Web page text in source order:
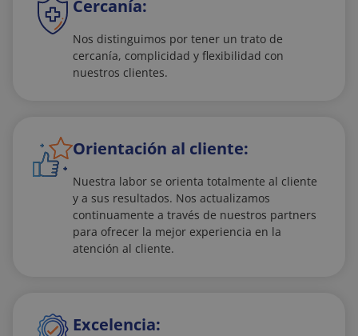
Cercanía:
Nos distinguimos por tener un trato de
cercanía, complicidad y flexibilidad con
nuestros clientes.
Orientación al cliente:
Nuestra labor se orienta totalmente al cliente
y a sus resultados. Nos actualizamos
continuamente a través de nuestros partners
para ofrecer la mejor experiencia en la
atención al cliente.
Excelencia: